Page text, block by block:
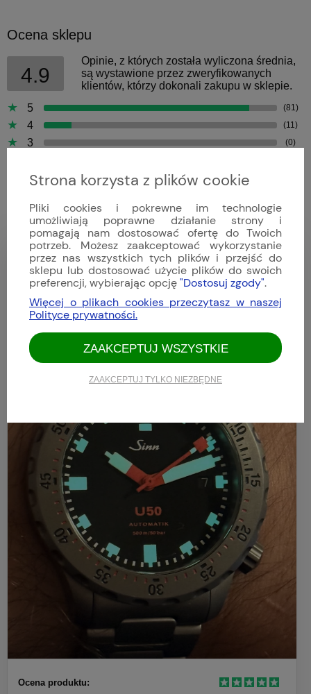
Ocena sklepu
4.9
Opinie, z których została wyliczona średnia,
są wystawione przez zweryfikowanych
klientów, którzy dokonali zakupu w sklepie.
5
(81)
4 (11)
3 (0)
1
Bartek
Dodano: 2026-04-09
Opinia zweryfikowana
Ocena produktu:
Strona korzysta z plików cookie
Pliki cookies i pokrewne im technologie
umożliwiają poprawne działanie strony i
pomagają nam dostosować ofertę do Twoich
potrzeb. Możesz zaakceptować wykorzystanie
przez nas wszystkich tych plików i przejść do
sklepu lub dostosować użycie plików do swoich
preferencji, wybierając opcję"Dostosuj zgody".
Więcej o plikach cookies przeczytasz w naszej
Polityce prywatności.
ZAAKCEPTUJ TYLKO NIEZBĘDNE
ZAAKCEPTUJ WSZYSTKIE